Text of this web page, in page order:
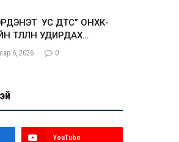
УС ДТС” ОНӨХК-
ТӨЛӨӨЛӨН УДИРДАХ
ХАРААТ БУС
СОНГОН
6, 2026 0
YouTube